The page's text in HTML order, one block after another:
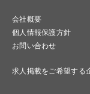
会社概要
個人情報保護方針
お問い合わせ
求人掲載をご希望する